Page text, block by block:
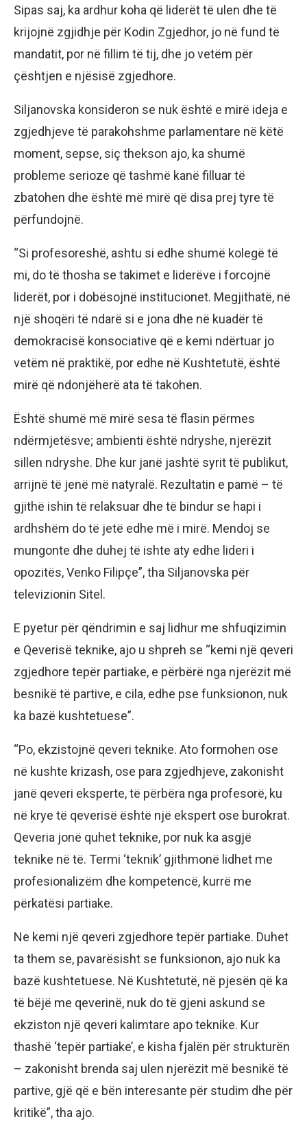
Sipas saj, ka ardhur koha që liderët të ulen dhe të
krijojnë zgjidhje për Kodin Zgjedhor, jo në fund të
mandatit, por në fillim të tij, dhe jo vetëm për
çështjen e njësisë zgjedhore.
Siljanovska konsideron se nuk është e mirë ideja e
zgjedhjeve të parakohshme parlamentare në këtë
moment, sepse, siç thekson ajo, ka shumë
probleme serioze që tashmë kanë filluar të
zbatohen dhe është më mirë që disa prej tyre të
përfundojnë.
“Si profesoreshë, ashtu si edhe shumë kolegë të
mi, do të thosha se takimet e liderëve i forcojnë
liderët, por i dobësojnë institucionet. Megjithatë, në
një shoqëri të ndarë si e jona dhe në kuadër të
demokracisë konsociative që e kemi ndërtuar jo
vetëm në praktikë, por edhe në Kushtetutë, është
mirë që ndonjëherë ata të takohen.
Është shumë më mirë sesa të flasin përmes
ndërmjetësve; ambienti është ndryshe, njerëzit
sillen ndryshe. Dhe kur janë jashtë syrit të publikut,
arrijnë të jenë më natyralë. Rezultatin e pamë – të
gjithë ishin të relaksuar dhe të bindur se hapi i
ardhshëm do të jetë edhe më i mirë. Mendoj se
mungonte dhe duhej të ishte aty edhe lideri i
opozitës, Venko Filipçe”, tha Siljanovska për
televizionin Sitel.
E pyetur për qëndrimin e saj lidhur me shfuqizimin
e Qeverisë teknike, ajo u shpreh se “kemi një qeveri
zgjedhore tepër partiake, e përbërë nga njerëzit më
besnikë të partive, e cila, edhe pse funksionon, nuk
ka bazë kushtetuese”.
“Po, ekzistojnë qeveri teknike. Ato formohen ose
në kushte krizash, ose para zgjedhjeve, zakonisht
janë qeveri eksperte, të përbëra nga profesorë, ku
në krye të qeverisë është një ekspert ose burokrat.
Qeveria jonë quhet teknike, por nuk ka asgjë
teknike në të. Termi ‘teknik’ gjithmonë lidhet me
profesionalizëm dhe kompetencë, kurrë me
përkatësi partiake.
Ne kemi një qeveri zgjedhore tepër partiake. Duhet
ta them se, pavarësisht se funksionon, ajo nuk ka
bazë kushtetuese. Në Kushtetutë, në pjesën që ka
të bëjë me qeverinë, nuk do të gjeni askund se
ekziston një qeveri kalimtare apo teknike. Kur
thashë ‘tepër partiake’, e kisha fjalën për strukturën
– zakonisht brenda saj ulen njerëzit më besnikë të
partive, gjë që e bën interesante për studim dhe për
kritikë”, tha ajo.